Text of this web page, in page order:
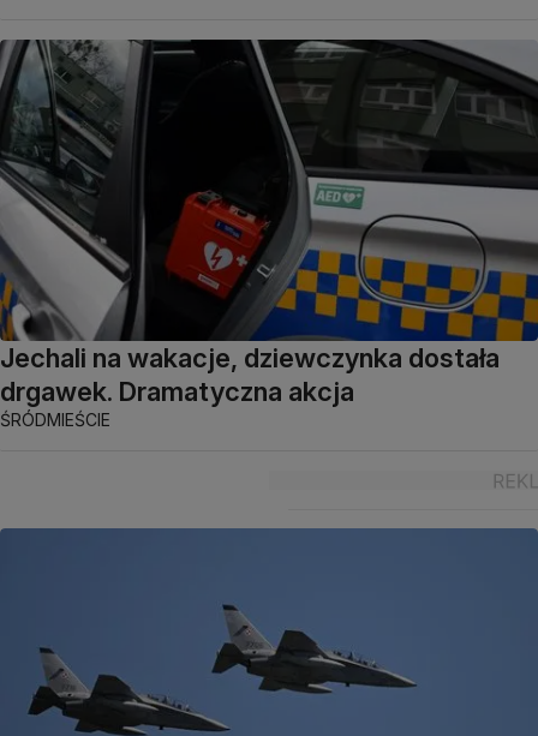
Jechali na wakacje, dziewczynka dostała
drgawek. Dramatyczna akcja
ŚRÓDMIEŚCIE